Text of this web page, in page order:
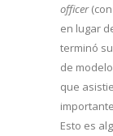
officer
en lugar
terminó
de
que
Esto es